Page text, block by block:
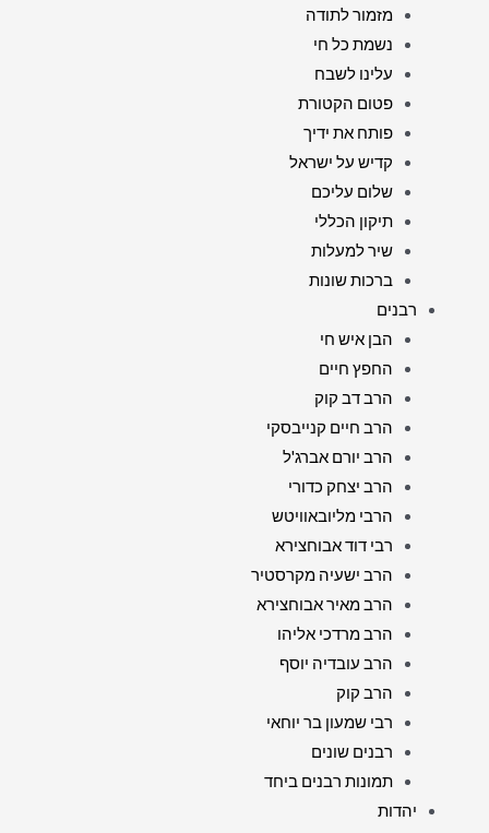
מזמור לתודה
נשמת כל חי
עלינו לשבח
פטום הקטורת
פותח את ידיך
קדיש על ישראל
שלום עליכם
תיקון הכללי
שיר למעלות
ברכות שונות
רבנים
הבן איש חי
החפץ חיים
הרב דב קוק
הרב חיים קנייבסקי
הרב יורם אברג'ל
הרב יצחק כדורי
הרבי מליובאוויטש
רבי דוד אבוחצירא
הרב ישעיה מקרסטיר
הרב מאיר אבוחצירא
הרב מרדכי אליהו
הרב עובדיה יוסף
הרב קוק
רבי שמעון בר יוחאי
רבנים שונים
תמונות רבנים ביחד
יהדות